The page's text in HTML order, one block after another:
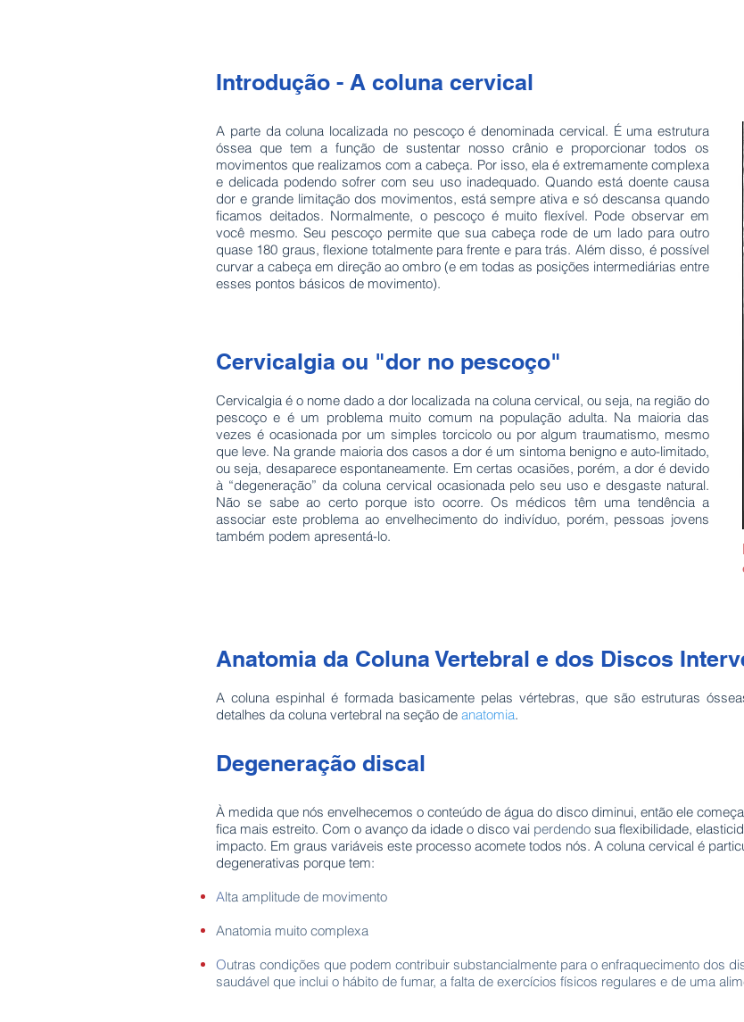
Introdução - A coluna cervical
A parte da coluna localizada no pescoço é denominada cervical. É uma estrutura
óssea que tem a função de sustentar nosso crânio e proporcionar todos os
movimentos que realizamos com a cabeça. Por isso, ela é extremamente complexa
e delicada podendo sofrer com seu uso inadequado. Quando está doente causa
dor e grande limitação dos movimentos, está sempre ativa e só descansa quando
ficamos deitados. Normalmente, o pescoço é muito flexível. Pode observar em
você mesmo. Seu pescoço permite que sua cabeça rode de um lado para outro
quase 180 graus, flexione totalmente para frente e para trás. Além disso, é possível
curvar a cabeça em direção ao ombro (e em todas as posições intermediárias entre
esses pontos básicos de movimento).
Cervicalgia ou "dor no pescoço"
Cervicalgia é o nome dado a dor localizada na coluna cervical, ou seja, na região do
pescoço e é um problema muito comum na população adulta. Na maioria das
vezes é ocasionada por um simples torcicolo ou por algum traumatismo, mesmo
que leve. Na grande maioria dos casos a dor é um sintoma benigno e auto-limitado,
ou seja, desaparece espontaneamente. Em certas ocasiões, porém, a dor é devido
à “degeneração” da coluna cervical ocasionada pelo seu uso e desgaste natural.
Não se sabe ao certo porque isto ocorre. Os médicos têm uma tendência a
associar este problema ao envelhecimento do indivíduo, porém, pessoas jovens
também podem apresentá-lo.
Anatomia da Coluna Vertebral e dos Discos
A coluna espinhal é formada basicamente pelas vértebras, que são estruturas
detalhes da coluna vertebral na seção de anatomia.
​Degeneração discal
À medida que nós envelhecemos o conteúdo de água do disco diminui, então ele
fica mais estreito. Com o avanço da idade o disco vai perdendo sua flexibilidade,
impacto. Em graus variáveis este processo acomete todos nós. A coluna cervical é
degenerativas porque tem:
Alta amplitude de movimento
Anatomia muito complexa
Outras condições que podem contribuir substancialmente para o enfraquecimento dos
saudável que inclui o hábito de fumar, a falta de exercícios físicos regulares e de uma